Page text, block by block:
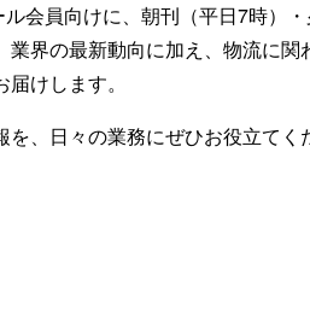
会員向けに、朝刊（平日7時）
業界の最新動向に加え、物流に関
けします。
、日々の業務にぜひお役立てく